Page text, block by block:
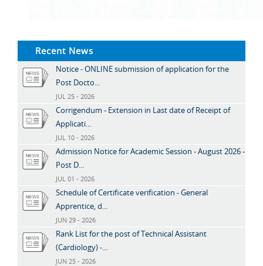
Recent News
Notice - ONLINE submission of application for the
Post Docto...
JUL 25 - 2026
Corrigendum - Extension in Last date of Receipt of
Applicati...
JUL 10 - 2026
Admission Notice for Academic Session - August 2026 -
Post D...
JUL 01 - 2026
Schedule of Certificate verification - General
Apprentice, d...
JUN 29 - 2026
Rank List for the post of Technical Assistant
(Cardiology) -...
JUN 25 - 2026